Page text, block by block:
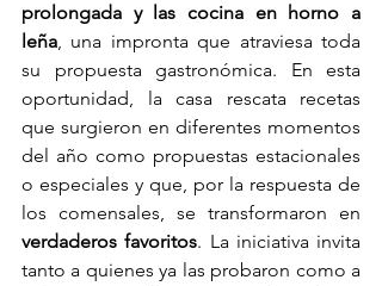
prolongada y las cocina en horno a
leña, una impronta que atraviesa toda
su propuesta gastronómica. En esta
oportunidad, la casa rescata recetas
que surgieron en diferentes momentos
del año como propuestas estacionales
o especiales y que, por la respuesta de
verdaderos favoritos. La iniciativa invita
tanto a quienes ya las probaron como a